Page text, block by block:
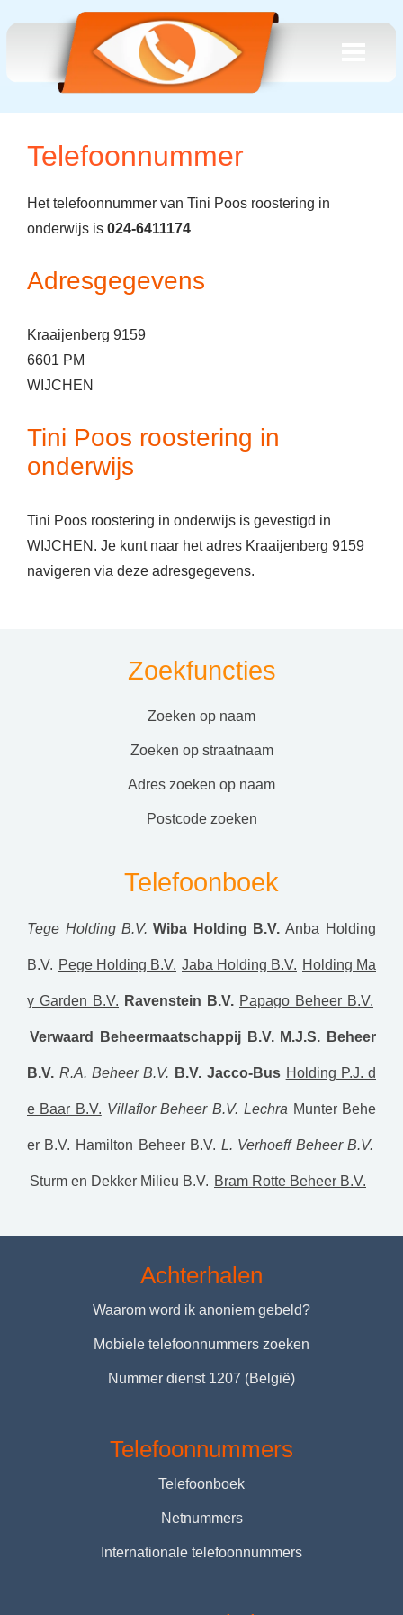
Telefoonnummer
Het telefoonnummer van Tini Poos roostering in
onderwijs is 024-6411174
Adresgegevens
Kraaijenberg 9159
6601 PM
WIJCHEN
Tini Poos roostering in
onderwijs
Tini Poos roostering in onderwijs is gevestigd in
WIJCHEN. Je kunt naar het adres Kraaijenberg 9159
navigeren via deze adresgegevens.
Zoekfuncties
zoeken op naam
zoeken op straatnaam
adres zoeken op naam
postcode zoeken
Telefoonboek
Tege Holding B.V. Wiba Holding B.V. Anba Holding
B.V. Pege Holding B.V. Jaba Holding B.V. Holding Ma
y Garden B.V. Ravenstein B.V. Papago Beheer B.V.
Verwaard Beheermaatschappij B.V. M.J.S. Beheer
B.V. R.A. Beheer B.V. B.V. Jacco-Bus Holding P.J. d
e Baar B.V. Villaflor Beheer B.V. Lechra Munter Behe
er B.V. Hamilton Beheer B.V. L. Verhoeff Beheer B.V.
Sturm en Dekker Milieu B.V. Bram Rotte Beheer B.V.
Achterhalen
Waarom word ik anoniem gebeld?
Mobiele telefoonnummers zoeken
Nummer dienst 1207 (België)
Telefoonnummers
Telefoonboek
Netnummers
Internationale telefoonnummers